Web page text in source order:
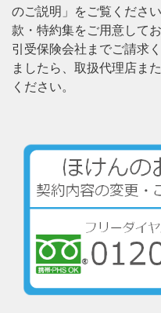
のご説明」をご覧くださ
款・特約集をご用意して
引受保険会社までご請求
ましたら、取扱代理店ま
ください。